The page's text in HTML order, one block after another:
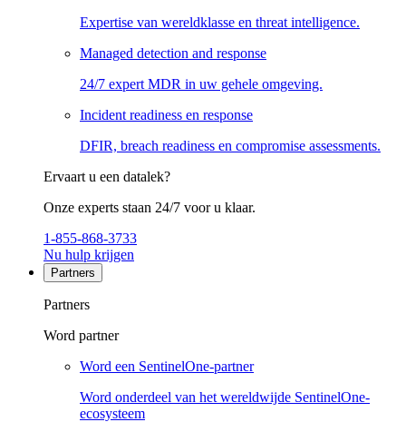
Expertise van wereldklasse en threat intelligence.
Managed detection and response
24/7 expert MDR in uw gehele omgeving.
Incident readiness en response
DFIR, breach readiness en compromise assessments.
Ervaart u een datalek?
Onze experts staan 24/7 voor u klaar.
1-855-868-3733
Nu hulp krijgen
Partners
Partners
Word partner
Word een SentinelOne-partner
Word onderdeel van het wereldwijde SentinelOne-
ecosysteem